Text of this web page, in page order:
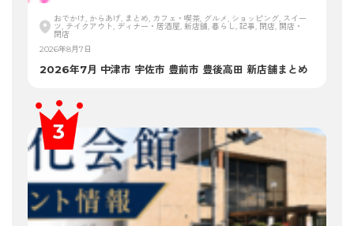
おでかけ, からあげ, まとめ, カフェ・喫茶, グルメ, ショッピング, スイー
ツ, テイクアウト, ディナー・居酒屋, 新店舗, 暮らし, 記事, 閉店, 開店・
閉店
2026年8月7日
2026年7月 中津市 宇佐市 豊前市 豊後高田 新店舗まとめ